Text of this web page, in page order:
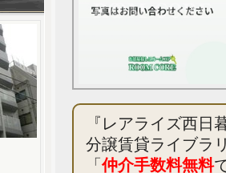
『レアライズ西
分譲賃貸ライブラ
「仲介手数料無料